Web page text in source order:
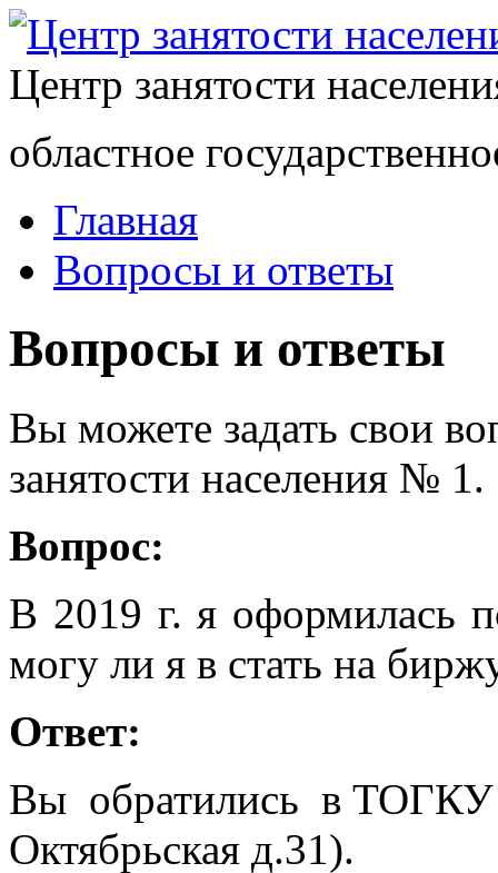
Центр занятости
областное
Главная
Вопросы и ответы
Вопросы и ответы
Вы можете задать свои
занятости населения № 1.
Вопрос:
В 2019 г. я оформилась
могу ли я в стать на
Ответ:
Вы обратились в
Октябрьская д.31).